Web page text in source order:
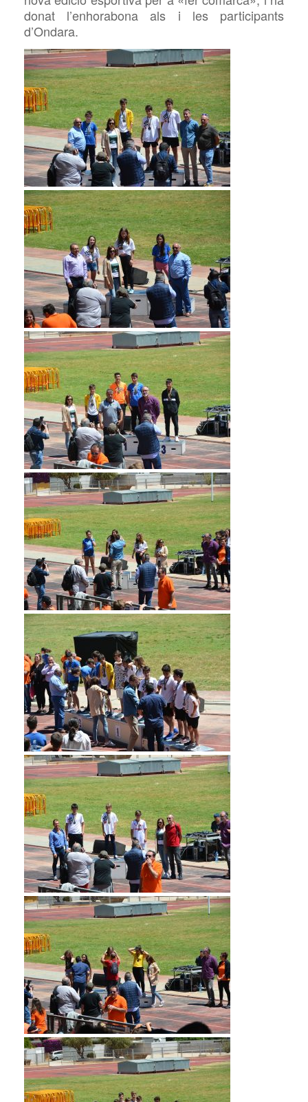
donat l’enhorabona als i les participants
d’Ondara.